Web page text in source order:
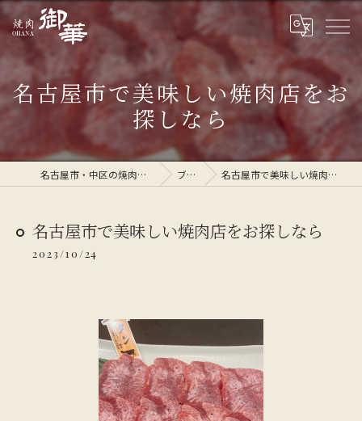
名古屋市で美味しい焼肉店をお
探しなら
名古屋市・中区の焼肉なら焼肉 御華 ブログ 名古屋市で美味しい焼肉店をお探しなら
名古屋市で美味しい焼肉店をお探しなら
2023/10/24